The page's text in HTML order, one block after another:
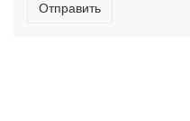
Отправить